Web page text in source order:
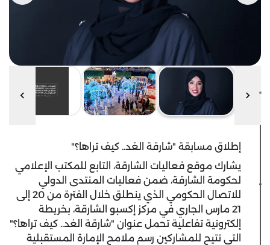
إطلاق مسابقة "شارقة الغد.. كيف تراها؟"
يشارك موقع فعاليات الشارقة، التابع للمكتب الإعلامي
لحكومة الشارقة، ضمن فعاليات المنتدى الدولي
للاتصال الحكومي الذي ينطلق خلال الفترة من 20 إلى
21 مارس الجاري في مركز إكسبو الشارقة، بخريطة
إلكترونية تفاعلية تحمل عنوان "شارقة الغد.. كيف تراها؟"
التي تتيح للمشاركين رسم ملامح الإمارة المستقبلية